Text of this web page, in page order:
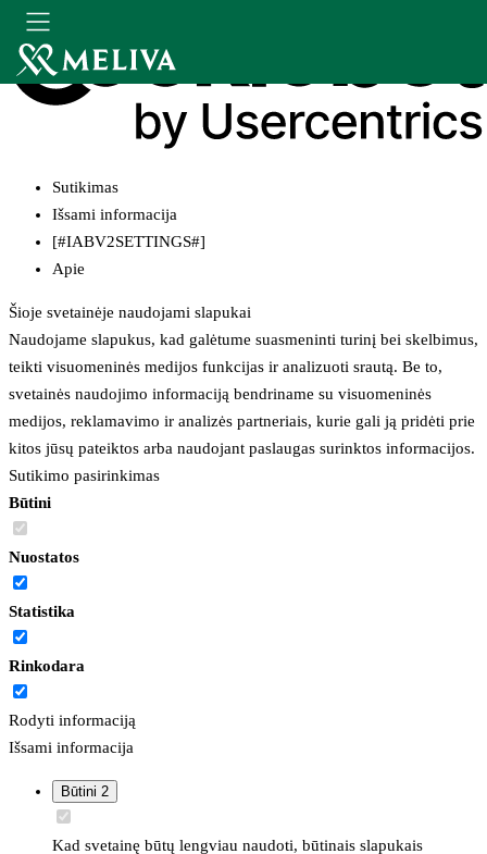
Sutikimas
Išsami informacija
[#IABV2SETTINGS#]
Apie
Šioje svetainėje naudojami slapukai
Naudojame slapukus, kad galėtume suasmeninti turinį bei skelbimus,
teikti visuomeninės medijos funkcijas ir analizuoti srautą. Be to,
svetainės naudojimo informaciją bendriname su visuomeninės
medijos, reklamavimo ir analizės partneriais, kurie gali ją pridėti prie
kitos jūsų pateiktos arba naudojant paslaugas surinktos informacijos.
Sutikimo pasirinkimas
Būtini
Nuostatos
Statistika
Rinkodara
Rodyti informaciją
Išsami informacija
Būtini 2
Kad svetainę būtų lengviau naudoti, būtinais slapukais